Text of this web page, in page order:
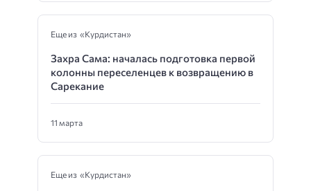
Еще из «Курдистан»
Захра Сама: началась подготовка первой
колонны переселенцев к возвращению в
Сарекание
11 марта
Еще из «Курдистан»